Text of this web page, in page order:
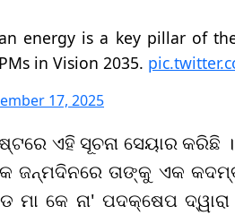
energy is a key pillar of
in Vision 2035.
17, 2025
ଏହି ସୂଚନା ସେୟାର କରିଛି
ଜନ୍ମଦିନରେ ତାଙ୍କୁ ଏକ
ମା କେ ନା' ପଦକ୍ଷେପ